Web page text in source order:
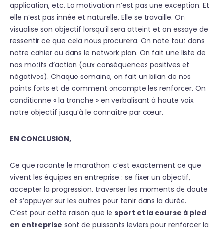
application, etc. La motivation n’est pas une exception. Et
elle n’est pas innée et naturelle. Elle se travaille. On
visualise son objectif lorsqu’il sera atteint et on essaye de
ressentir ce que cela nous procurera. On note tout dans
notre cahier ou dans le network plan. On fait une liste de
nos motifs d’action (aux conséquences positives et
négatives). Chaque semaine, on fait un bilan de nos
points forts et de comment oncompte les renforcer. On
conditionne « la tronche » en verbalisant à haute voix
notre objectif jusqu’à le connaître par cœur.
EN CONCLUSION,
Ce que raconte le marathon, c’est exactement ce que
vivent les équipes en entreprise : se fixer un objectif,
accepter la progression, traverser les moments de doute
et s’appuyer sur les autres pour tenir dans la durée.
C’est pour cette raison que le sport et la course à pied
en entreprise sont de puissants leviers pour renforcer la